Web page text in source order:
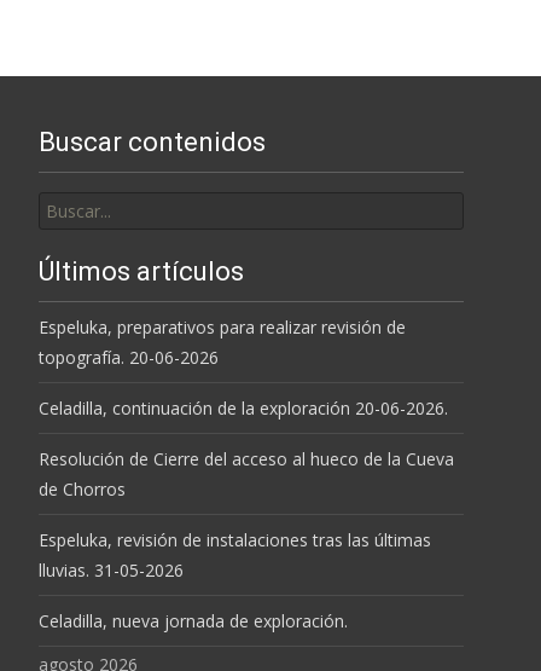
Buscar contenidos
por:
Últimos artículos
Espeluka, preparativos para realizar revisión de
topografía. 20-06-2026
Celadilla, continuación de la exploración 20-06-2026.
Resolución de Cierre del acceso al hueco de la Cueva
de Chorros
Espeluka, revisión de instalaciones tras las últimas
lluvias. 31-05-2026
Celadilla, nueva jornada de exploración.
agosto 2026